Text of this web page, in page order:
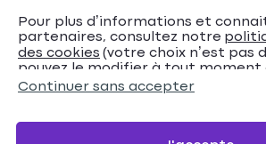
Accueil Crédits Conseils
Quelle
emprunteur choisir ?
Quelle
Pour plus d’informations et
partenaires, consultez notre
des cookies (votre choix n’est pas
pouvez le modifier à tout moment
de page de notre site).
Continuer sans accepter